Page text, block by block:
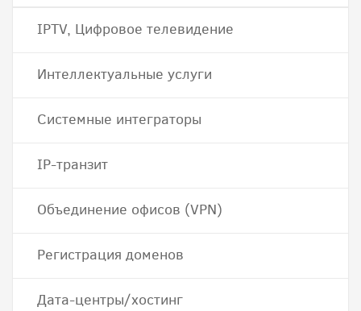
IPTV, Цифровое телевидение
Интеллектуальные услуги
Системные интеграторы
IP-транзит
Объединение офисов (VPN)
Регистрация доменов
Дата-центры/хостинг